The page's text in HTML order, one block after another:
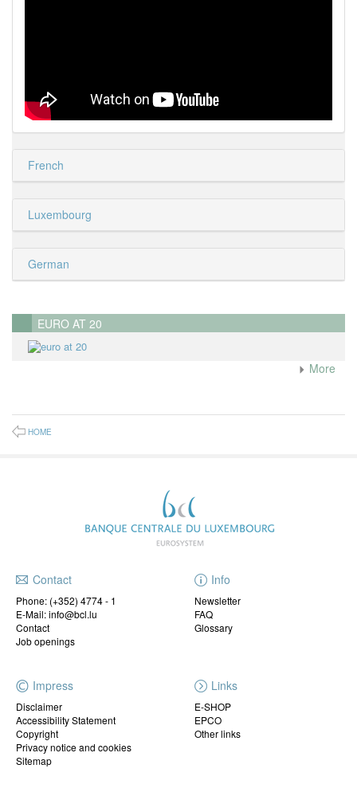
French
Luxembourg
German
EURO AT 20
More
HOME
Contact
Phone: (+352) 4774 - 1
E-Mail: info@bcl.lu
Contact
Job openings
Info
Newsletter
FAQ
Glossary
Impress
Disclaimer
Accessibility Statement
Copyright
Privacy notice and cookies
Sitemap
Links
E-SHOP
EPCO
Other links